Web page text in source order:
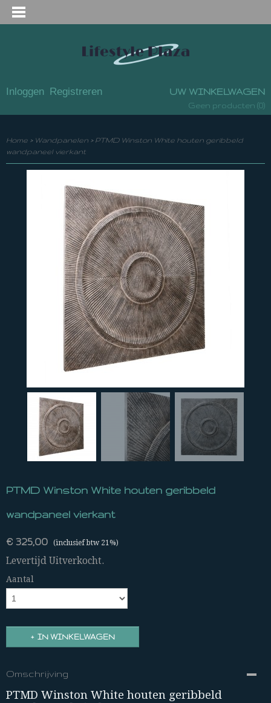
Inloggen Registreren UW WINKELWAGEN
Geen producten (0)
Home > Wandpanelen > PTMD Winston White houten geribbeld
wandpaneel vierkant
PTMD Winston White houten geribbeld
wandpaneel vierkant
€ 325,00 (inclusief btw 21%)
Levertijd Uitverkocht.
Aantal
IN WINKELWAGEN
Omschrijving
PTMD Winston White houten geribbeld